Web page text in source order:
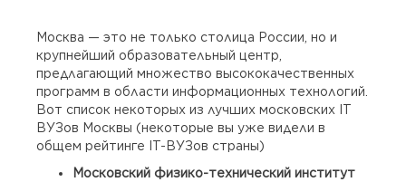
Москва — это не только столица России, но и
крупнейший образовательный центр,
предлагающий множество высококачественных
программ в области информационных технологий.
Вот список некоторых из лучших московских IT
ВУЗов Москвы (некоторые вы уже видели в
общем рейтинге IT-ВУЗов страны)
Московский физико-технический институт